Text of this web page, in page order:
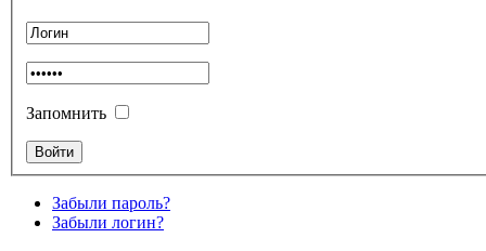
Запомнить
Забыли пароль?
Забыли логин?